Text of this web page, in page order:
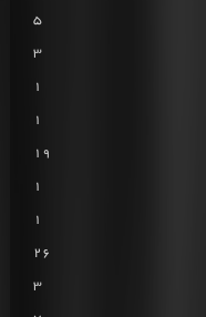
5
3
1
1
19
1
1
26
3